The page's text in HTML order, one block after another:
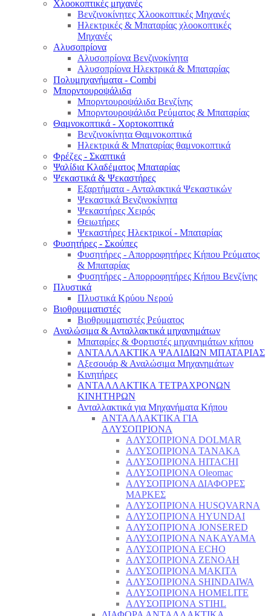
Χλοοκοπτικές μηχανές
Βενζινοκίνητες Χλοοκοπτικές Μηχανές
Ηλεκτρικές & Μπαταρίας χλοοκοπτικές
Μηχανές
Αλυσοπρίονα
Αλυσοπρίονα Βενζινοκίνητα
Αλυσοπρίονα Ηλεκτρικά & Μπαταρίας
Πολυμηχανήματα - Combi
Μπορντουροψάλιδα
Μπορντουροψάλιδα Βενζίνης
Μπορντουροψάλιδα Ρεύματος & Μπαταρίας
Θαμνοκοπτικά - Χορτοκοπτικά
Βενζινοκίνητα Θαμνοκοπτικά
Ηλεκτρικά & Μπαταρίας θαμνοκοπτικά
Φρέζες - Σκαπτικά
Ψαλίδια Κλαδέματος Μπαταρίας
Ψεκαστικά & Ψεκαστήρες
Εξαρτήματα - Ανταλακτικά Ψεκαστικών
Ψεκαστικά Βενζινοκίνητα
Ψεκαστήρες Χειρός
Θειωτήρες
Ψεκαστήρες Ηλεκτρικοί - Μπαταρίας
Φυσητήρες - Σκούπες
Φυσητήρες - Απορροφητήρες Κήπου Ρεύματος
& Μπαταρίας
Φυσητήρες - Απορροφητήρες Κήπου Βενζίνης
Πλυστικά
Πλυστικά Κρύου Νερού
Βιοθρυμματιστές
Βιοθρυμματιστές Ρεύματος
Αναλώσιμα & Ανταλλακτικά μηχανημάτων
Μπαταρίες & Φορτιστές μηχανημάτων κήπου
ΑΝΤΑΛΛΑΚΤΙΚΑ ΨΑΛΙΔΙΩΝ ΜΠΑΤΑΡΙAΣ
Αξεσουάρ & Αναλώσιμα Μηχανημάτων
Κινητήρες
ΑΝΤΑΛΛΑΚΤΙΚΑ ΤΕΤΡΑΧΡΟΝΩΝ
ΚΙΝΗΤΗΡΩΝ
Ανταλλακτικά για Μηχανήματα Κήπου
ΑΝΤΑΛΛΑΚΤΙΚΑ ΓΙΑ
ΑΛΥΣΟΠΡΙΟΝΑ
ΑΛΥΣΟΠΡΙΟΝΑ DOLMAR
ΑΛΥΣΟΠΡΙΟΝΑ TANAKA
ΑΛΥΣΟΠΡΙΟΝΑ HITACHI
ΑΛΥΣΟΠΡΙΟΝΑ Oleomac
ΑΛΥΣΟΠΡΙΟΝΑ ΔΙΑΦΟΡΕΣ
ΜΑΡΚΕΣ
ΑΛΥΣΟΠΡΙΟΝΑ HUSQVARNA
ΑΛΥΣΟΠΡΙΟΝΑ HYUNDAI
ΑΛΥΣΟΠΡΙΟΝΑ JONSERED
ΑΛΥΣΟΠΡΙΟΝΑ NAKAYAMA
ΑΛΥΣΟΠΡΙΟΝΑ ECHO
ΑΛΥΣΟΠΡΙΟΝΑ ZENOAH
ΑΛΥΣΟΠΡΙΟΝΑ MAKITA
ΑΛΥΣΟΠΡΙΟΝΑ SHINDAIWA
ΑΛΥΣΟΠΡΙΟΝΑ HOMELITE
ΑΛΥΣΟΠΡΙΟΝΑ STIHL